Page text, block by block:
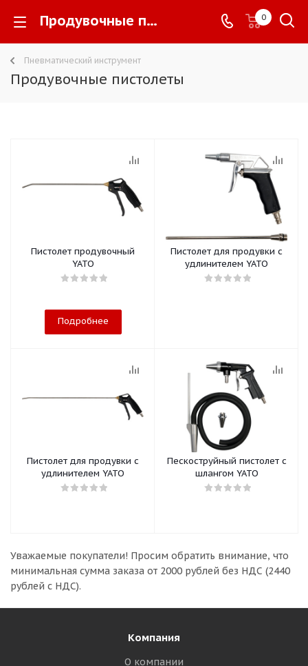
Продувочные пистолеты - 0
Пневматический инструмент
Продувочные пистолеты
Пистолет продувочный
YATO
Подробнее
Пистолет для продувки с
удлинителем YATO
Пистолет для продувки с
удлинителем YATO
Пескоструйный пистолет с
шлангом YATO
Уважаемые покупатели! Просим обратить внимание, что
минимальная сумма заказа от 2000 рублей без НДС (2440
рублей с НДС).
Компания
О компании